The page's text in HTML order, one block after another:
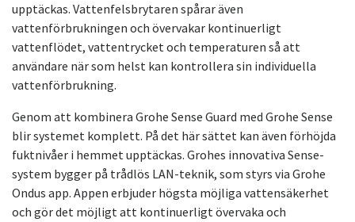
upptäckas. Vattenfelsbrytaren spårar även
vattenförbrukningen och övervakar kontinuerligt
vattenflödet, vattentrycket och temperaturen så att
användare när som helst kan kontrollera sin individuella
vattenförbrukning.
Genom att kombinera Grohe Sense Guard med Grohe Sense
blir systemet komplett. På det här sättet kan även förhöjda
fuktnivåer i hemmet upptäckas. Grohes innovativa Sense-
system bygger på trådlös LAN-teknik, som styrs via Grohe
Ondus app. Appen erbjuder högsta möjliga vattensäkerhet
och gör det möjligt att kontinuerligt övervaka och